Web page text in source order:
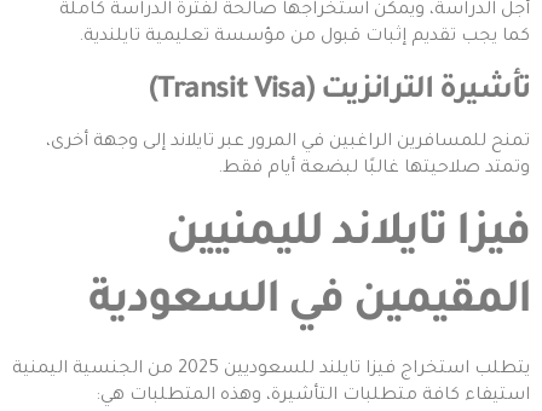
أجل الدراسة، ويمكن استخراجها صالحة لفترة الدراسة كاملة
كما يجب تقديم إثبات قبول من مؤسسة تعليمية تايلندية.
تأشيرة الترانزيت (Transit Visa)
تمنح للمسافرين الراغبين في المرور عبر تايلاند إلى وجهة أخرى،
وتمتد صلاحيتها غالبًا لبضعة أيام فقط.
فيزا تايلاند لليمنيين
المقيمين في السعودية
يتطلب استخراج فيزا تايلند للسعوديين 2025 من الجنسية اليمنية
استيفاء كافة متطلبات التأشيرة، وهذه المتطلبات هي: